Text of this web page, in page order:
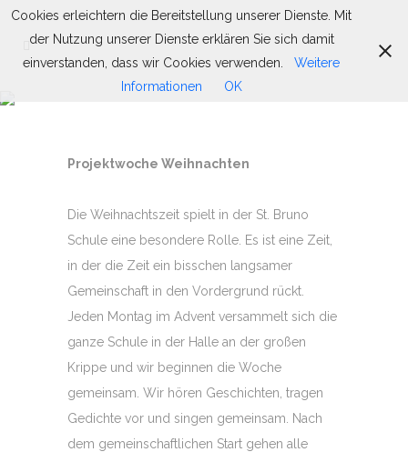
Projektwoche Weihnachten
Die Weihnachtszeit spielt in der St. Bruno
Schule eine besondere Rolle. Es ist eine Zeit,
in der die Zeit ein bisschen langsamer
Gemeinschaft in den Vordergrund rückt.
Jeden Montag im Advent versammelt sich die
ganze Schule in der Halle an der großen
Krippe und wir beginnen die Woche
gemeinsam. Wir hören Geschichten, tragen
Gedichte vor und singen gemeinsam. Nach
dem gemeinschaftlichen Start gehen alle
Cookies erleichtern die Bereitstellung unserer Dienste. Mit
der Nutzung unserer Dienste erklären Sie sich damit
einverstanden, dass wir Cookies verwenden.
Weitere
Informationen
OK